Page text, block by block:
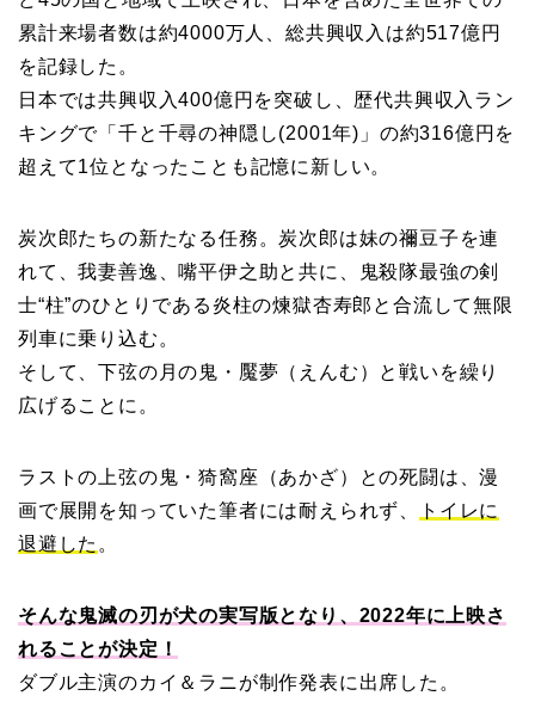
累計来場者数は約4000万人、総共興収入は約517億円
を記録した。
日本では共興収入400億円を突破し、歴代共興収入ラン
キングで「千と千尋の神隠し(2001年)」の約316億円を
超えて1位となったことも記憶に新しい。
炭次郎たちの新たなる任務。炭次郎は妹の禰豆子を連
れて、我妻善逸、嘴平伊之助と共に、鬼殺隊最強の剣
士“柱”のひとりである炎柱の煉獄杏寿郎と合流して無限
列車に乗り込む。
そして、下弦の月の鬼・魘夢（えんむ）と戦いを繰り
広げることに。
ラストの上弦の鬼・猗窩座（あかざ）との死闘は、漫
画で展開を知っていた筆者には耐えられず、
トイレに
退避した 。
そんな鬼滅の刃が犬の実写版となり、2022年に上映さ
れることが決定！
ダブル主演のカイ＆ラニが制作発表に出席した。